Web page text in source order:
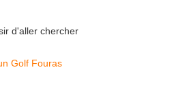
d'aller chercher